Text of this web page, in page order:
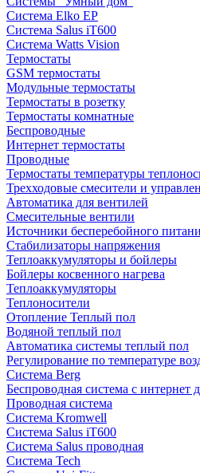
Система Elko EP
Система Salus iT600
Система Watts Vision
Термостаты
GSM термостаты
Модульные термостаты
Термостаты в розетку
Термостаты комнатные
Беспроводные
Интернет термостаты
Проводные
Термостаты температуры
Трехходовые смесители и
Автоматика для вентилей
Смесительные вентили
Источники бесперебойного
Стабилизаторы напряжения
Теплоаккумуляторы и бойлеры
Бойлеры косвенного нагрева
Теплоаккумуляторы
Теплоносители
Отопление Теплый пол
Водяной теплый пол
Автоматика системы теплый пол
Регулирование по температуре
Система Berg
Беспроводная система с интернет
Проводная система
Система Kromwell
Система Salus iT600
Система Salus проводная
Система Tech